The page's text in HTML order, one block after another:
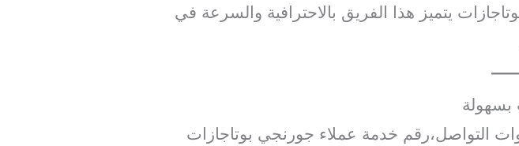
يتميز هذا الفريق بالاحترافية والسرعة في
بسهولة
التواصل،رقم خدمة عملاء جورنجي بوتاجازات